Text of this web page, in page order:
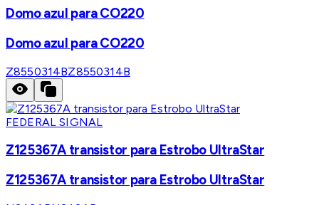
Domo azul para CO220
Domo azul para CO220
Z8550314BZ8550314B
FEDERAL SIGNAL
Z125367A transistor para Estrobo UltraStar
Z125367A transistor para Estrobo UltraStar